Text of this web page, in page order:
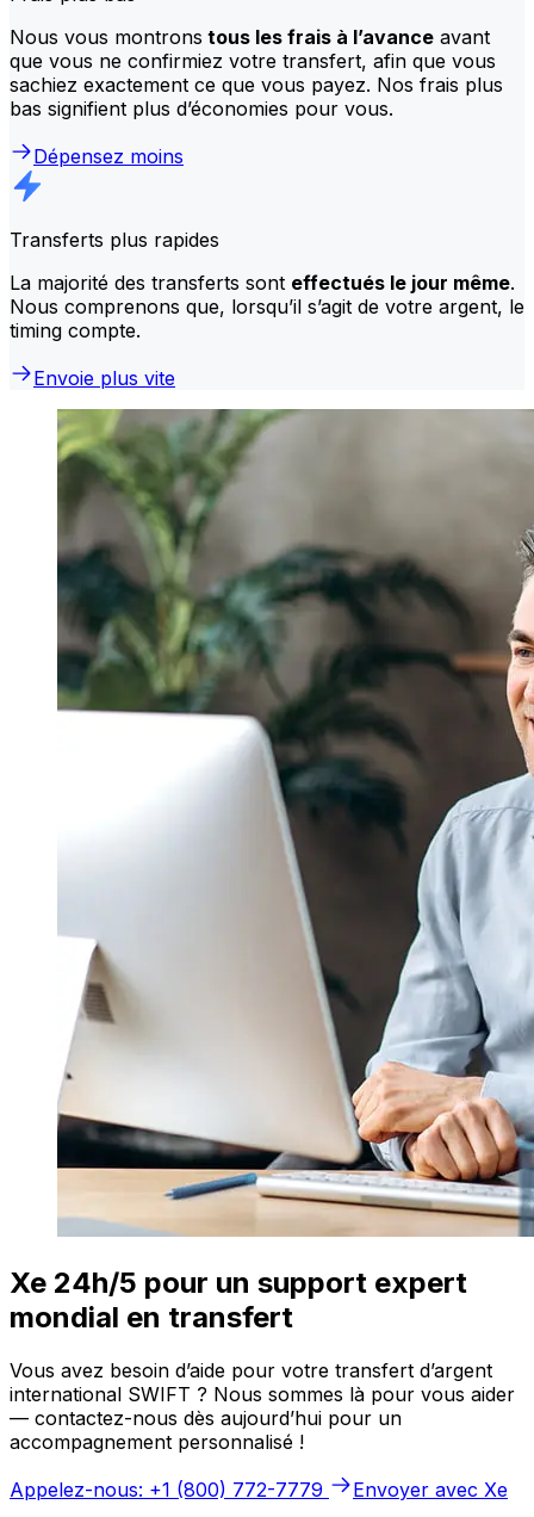
Nous vous montrons tous les frais à l’avance avant
que vous ne confirmiez votre transfert, afin que vous
sachiez exactement ce que vous payez. Nos frais plus
bas signifient plus d’économies pour vous.
Dépensez moins
Transferts plus rapides
La majorité des transferts sont effectués le jour même.
Nous comprenons que, lorsqu’il s’agit de votre argent, le
timing compte.
Envoie plus vite
Xe 24h/5 pour un support expert
mondial en transfert
Vous avez besoin d’aide pour votre transfert d’argent
international SWIFT ? Nous sommes là pour vous aider
— contactez-nous dès aujourd’hui pour un
accompagnement personnalisé !
Appelez-nous: +1 (800) 772-7779
Envoyer avec Xe